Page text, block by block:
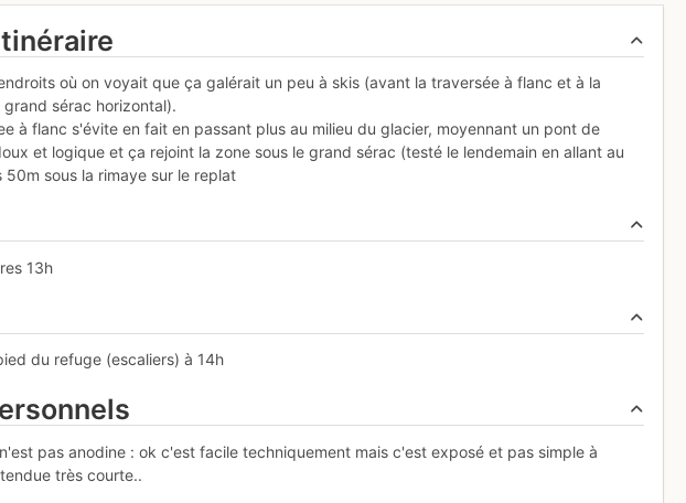
où on voyait que ça galérait un peu à skis (avant la traversée à flanc et à la
sérac horizontal).
à flanc s'évite en fait en passant plus au milieu du glacier, moyennant un pont de
et logique et ça rejoint la zone sous le grand sérac (testé le lendemain en allant au
50m sous la rimaye sur le replat
13h
du refuge (escaliers) à 14h
pas anodine : ok c'est facile techniquement mais c'est exposé et pas simple à
très courte..